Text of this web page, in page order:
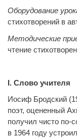
Оборудование
стихотворений в
Методические
чтение
I. Слово учителя
Иосиф Бродский
поэт, оцененный
получил чисто по-
в 1964 году